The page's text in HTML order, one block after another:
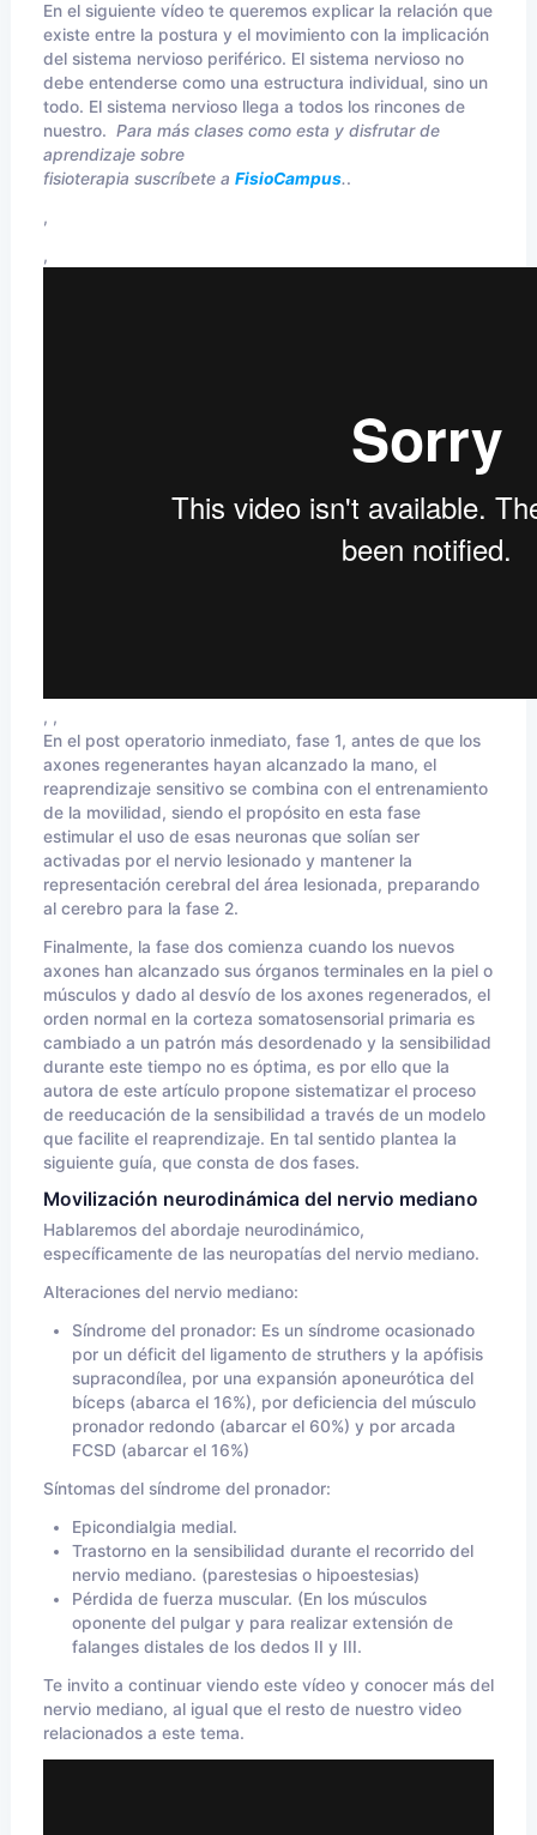
En el siguiente vídeo te queremos explicar la relación que
existe entre la postura y el movimiento con la implicación
del sistema nervioso periférico. El sistema nervioso no
debe entenderse como una estructura individual, sino un
todo. El sistema nervioso llega a todos los rincones de
nuestro. Para más clases como esta y disfrutar de
aprendizaje sobre
fisioterapia suscríbete a FisioCampus..
,
,
, ,
En el post operatorio inmediato, fase 1, antes de que los
axones regenerantes hayan alcanzado la mano, el
reaprendizaje sensitivo se combina con el entrenamiento
de la movilidad, siendo el propósito en esta fase
estimular el uso de esas neuronas que solían ser
activadas por el nervio lesionado y mantener la
representación cerebral del área lesionada, preparando
al cerebro para la fase 2.
Finalmente, la fase dos comienza cuando los nuevos
axones han alcanzado sus órganos terminales en la piel o
músculos y dado al desvío de los axones regenerados, el
orden normal en la corteza somatosensorial primaria es
cambiado a un patrón más desordenado y la sensibilidad
durante este tiempo no es óptima, es por ello que la
autora de este artículo propone sistematizar el proceso
de reeducación de la sensibilidad a través de un modelo
que facilite el reaprendizaje. En tal sentido plantea la
siguiente guía, que consta de dos fases.
Movilización neurodinámica del nervio mediano
Hablaremos del abordaje neurodinámico,
específicamente de las neuropatías del nervio mediano.
Alteraciones del nervio mediano:
Síndrome del pronador: Es un síndrome ocasionado
por un déficit del ligamento de struthers y la apófisis
supracondílea, por una expansión aponeurótica del
bíceps (abarca el 16%), por deficiencia del músculo
pronador redondo (abarcar el 60%) y por arcada
FCSD (abarcar el 16%)
Síntomas del síndrome del pronador:
Epicondialgia medial.
Trastorno en la sensibilidad durante el recorrido del
nervio mediano. (parestesias o hipoestesias)
Pérdida de fuerza muscular. (En los músculos
oponente del pulgar y para realizar extensión de
falanges distales de los dedos II y III.
Te invito a continuar viendo este vídeo y conocer más del
nervio mediano, al igual que el resto de nuestro video
relacionados a este tema.